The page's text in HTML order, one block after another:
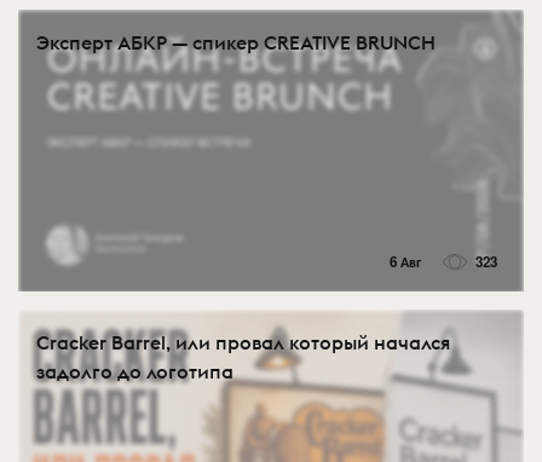
Эксперт АБКР — спикер CREATIVE BRUNCH
6 Авг 323
Cracker Barrel, или провал который начался
задолго до логотипа